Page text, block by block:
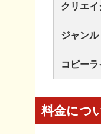
クリエイ
ジャンル
コピーラ
料金につ